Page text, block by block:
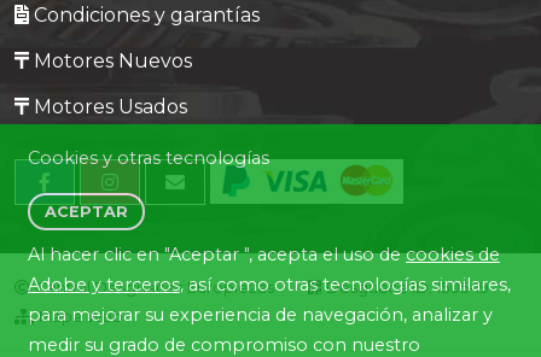
Condiciones y garantías
Motores Nuevos
Motores Usados
Central Desguaces Europiezas
Desguace ID. 1505-19
Mapa Web
Cookies y otras tecnologías
ACEPTAR
Al hacer clic en "Aceptar ", acepta el uso decookies de
Adobe y terceros, así como otras tecnologías similares,
para mejorar su experiencia de navegación, analizar y
medir su grado de compromiso con nuestro